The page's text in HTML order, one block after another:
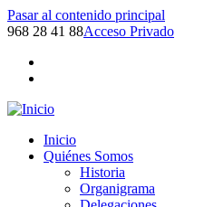
Pasar al contenido principal
968 28 41 88Acceso Privado
Inicio
Quiénes Somos
Historia
Organigrama